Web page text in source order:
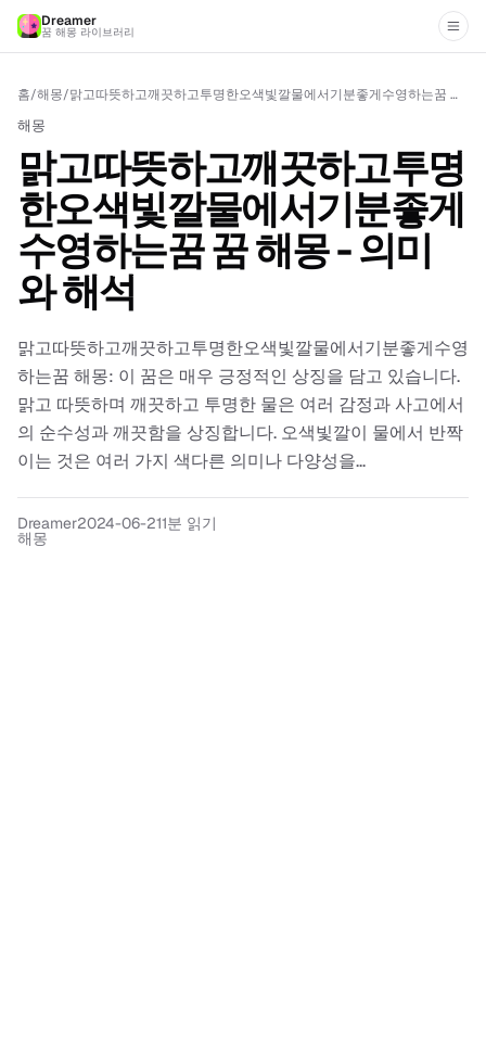
Dreamer
꿈 해몽 라이브러리
홈/해몽/ 맑고따뜻하고깨끗하고투명한오색빛깔물에서기분좋게수영하는꿈 꿈 해몽 - 의미와 해석
해몽
맑고따뜻하고깨끗하고투명
한오색빛깔물에서기분좋게
수영하는꿈 꿈 해몽 - 의미
와 해석
맑고따뜻하고깨끗하고투명한오색빛깔물에서기분좋게수영
하는꿈 해몽: 이 꿈은 매우 긍정적인 상징을 담고 있습니다.
맑고 따뜻하며 깨끗하고 투명한 물은 여러 감정과 사고에서
의 순수성과 깨끗함을 상징합니다. 오색빛깔이 물에서 반짝
이는 것은 여러 가지 색다른 의미나 다양성을...
Dreamer2024-06-211분 읽기
해몽